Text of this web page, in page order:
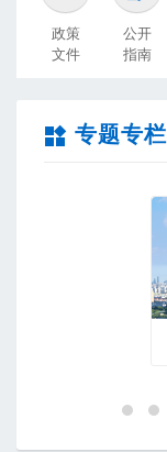
政策
文件
公开
指南
专题专栏